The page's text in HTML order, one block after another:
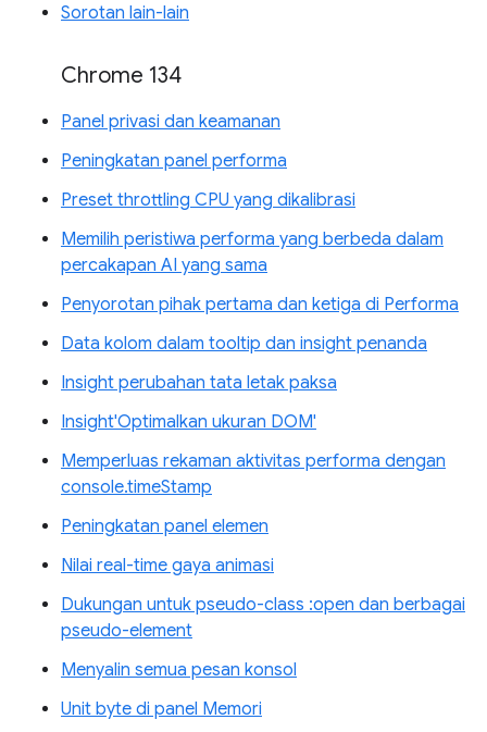
Sorotan lain-lain
Chrome 134
Panel privasi dan keamanan
Peningkatan panel performa
Preset throttling CPU yang dikalibrasi
Memilih peristiwa performa yang berbeda dalam
percakapan AI yang sama
Penyorotan pihak pertama dan ketiga di Performa
Data kolom dalam tooltip dan insight penanda
Insight perubahan tata letak paksa
Insight'Optimalkan ukuran DOM'
Memperluas rekaman aktivitas performa dengan
console.timeStamp
Peningkatan panel elemen
Nilai real-time gaya animasi
Dukungan untuk pseudo-class :open dan berbagai
pseudo-element
Menyalin semua pesan konsol
Unit byte di panel Memori